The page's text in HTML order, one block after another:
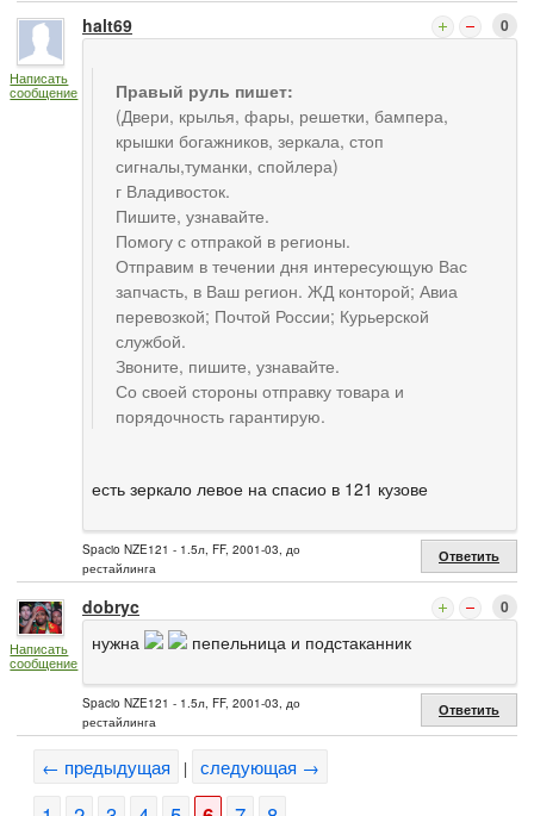
Написать
сообщение
halt69 0
Правый руль пишет:
(Двери, крылья, фары, решетки, бампера,
крышки богажников, зеркала, стоп
сигналы,туманки, спойлера)
г Владивосток.
Пишите, узнавайте.
Помогу с отпракой в регионы.
Отправим в течении дня интересующую Вас
запчасть, в Ваш регион. ЖД конторой; Авиа
перевозкой; Почтой России; Курьерской
службой.
Звоните, пишите, узнавайте.
Со своей стороны отправку товара и
порядочность гарантирую.
есть зеркало левое на спасио в 121 кузове
Spacio NZE121 - 1.5л, FF, 2001-03, до
рестайлинга
Ответить
Написать
сообщение
dobryc 0
нужна пепельница и подстаканник
Spacio NZE121 - 1.5л, FF, 2001-03, до
рестайлинга
Ответить
← предыдущая | следующая →